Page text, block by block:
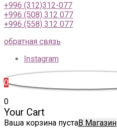
+996 (312)312-077
+996 (508) 312 077
+996 (558) 312 077
обратная связь
Instagram
0
0
Your Cart
Ваша корзина пустаВ Магазин